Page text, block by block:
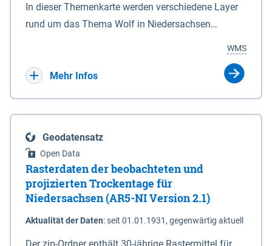
Schutz eines Gebietes vor erhöhten Tiden, vor allem
vor Sturmfluten, zu dienen bestimmt sind (§2 Abs.3
Eigenschaft eines Sperrwerkes durch Widmung, die
die Deichbehörde durch Verordnung ausspricht.
In dieser Themenkarte werden verschiedene Layer
rund um das Thema Wolf in Niedersachsen
sowie Status der bestehenden Wolfsterritorien im
laufenden Monitoringjahr.
WMS
Mehr Infos
Geodatensatz
Open Data
Rasterdaten der beobachteten und
projizierten Trockentage für
Niedersachsen (AR5-NI Version 2.1)
Aktualität der Daten:seit 01.01.1931, gegenwärtig aktuell